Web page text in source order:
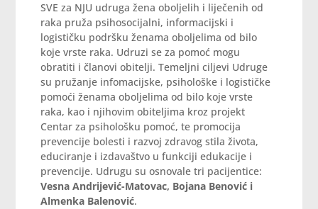
SVE za NJU udruga žena oboljelih i liječenih od
raka pruža psihosocijalni, informacijski i
logističku podršku ženama oboljelima od bilo
koje vrste raka. Udruzi se za pomoć mogu
obratiti i članovi obitelji. Temeljni ciljevi Udruge
su pružanje infomacijske, psihološke i logističke
pomoći ženama oboljelima od bilo koje vrste
raka, kao i njihovim obiteljima kroz projekt
Centar za psihološku pomoć, te promocija
prevencije bolesti i razvoj zdravog stila života,
educiranje i izdavaštvo u funkciji edukacije i
prevencije. Udrugu su osnovale tri pacijentice:
Vesna Andrijević-Matovac, Bojana Benović i
Almenka Balenović.